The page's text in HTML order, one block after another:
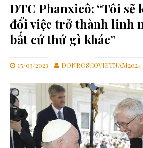
ĐTC Phanxicô: “Tôi sẽ
đổi việc trở thành linh
bất cứ thứ gì khác”
15/03/2023 DONBOSCOVIETNAM2024